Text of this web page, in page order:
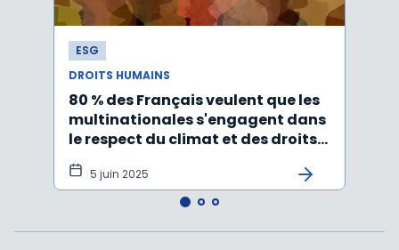
ESG
DROITS HUMAINS
80 % des Français veulent que les
multinationales s'engagent dans
le respect du climat et des droits
humains
5 juin 2025